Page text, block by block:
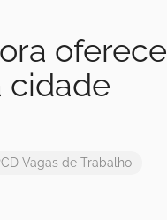
oferece
cidade
Vagas de Trabalho